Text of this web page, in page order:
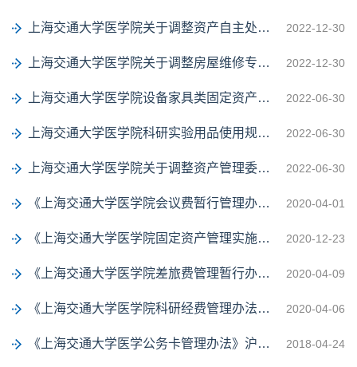
上海交通大学医学院关于调整资产自主处置工作小组名称及组成人员的通知 2022-12-30
上海交通大学医学院关于调整房屋维修专项工作小组组成人员的通知 2022-12-30
上海交通大学医学院设备家具类固定资产清查盘点工作规定（试行） 2022-06-30
上海交通大学医学院科研实验用品使用规定（试行） 2022-06-30
上海交通大学医学院关于调整资产管理委员会组成人员的通知 2022-06-30
《上海交通大学医学院会议费暂行管理办法》沪交医财〔2020〕3号 2020-04-01
《上海交通大学医学院固定资产管理实施细则（2020年修订）》（沪交医资〔2020〕22... 2020-12-23
《上海交通大学医学院差旅费管理暂行办法》沪交医财〔2020〕2号 2020-04-09
《上海交通大学医学院科研经费管理办法》沪交医科〔2020〕1 号 2020-04-06
《上海交通大学医学公务卡管理办法》沪交医财〔2018〕3号 2018-04-24